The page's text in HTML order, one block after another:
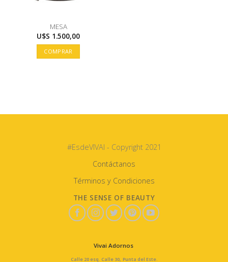
MESA
U$S 1.500,00
COMPRAR
#EsdeVIVAI - Copyright 2021
Contáctanos
Términos y Condiciones
THE SENSE OF BEAUTY
Vivai Adornos
Calle 20 esq. Calle 30, Punta del Este.